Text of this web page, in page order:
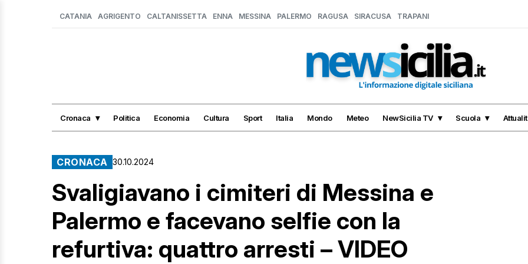
CATANIA AGRIGENTO CALTANISSETTA ENNA MESSINA PALERMO RAGUSA SIRACUSA TRAPANI
Cronaca Politica Economia Cultura Sport Italia Mondo Meteo NewSicilia TV Scuola
CRONACA 30.10.2024
Svaligiavano i cimiteri di Messina e
Palermo e facevano selfie con la
refurtiva: quattro arresti – VIDEO